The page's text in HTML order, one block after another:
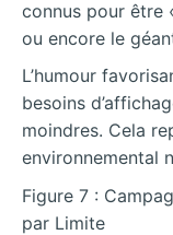
connus pour être
ou encore le
L’humour
besoins
moindres. Cela
environnemental
Figure 7 :
par Limite